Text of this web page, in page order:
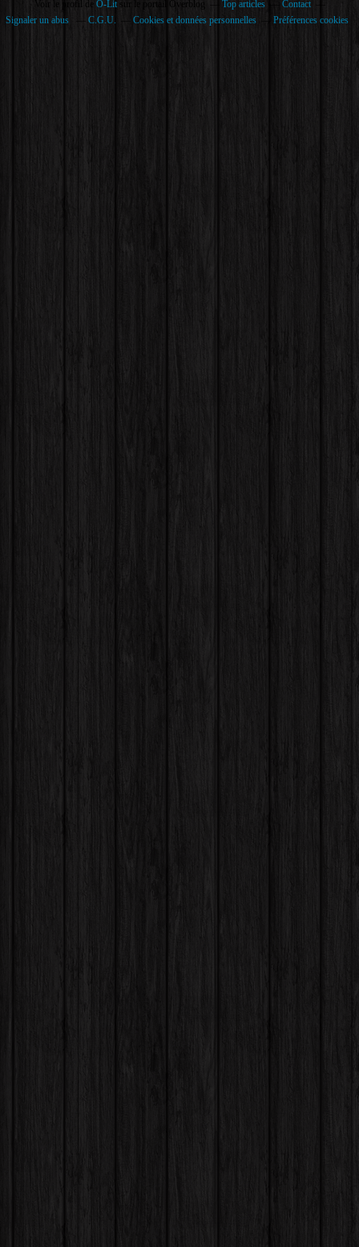
Voir le profil de O-Litsur le portail Overblog Top articles
Contact
Signaler un abus
C.G.U. Cookies et données personnelles Préférences cookies